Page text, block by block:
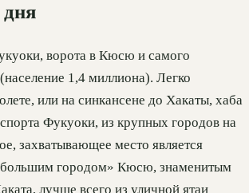
ворота в Кюсю и самого
1,4 миллиона). Легко
или на синкансене до Хакаты, хаба
Фукуоки, из крупных городов на
захватывающее место является
городом» Кюсю, знаменитым
лучше всего из уличной ятаи